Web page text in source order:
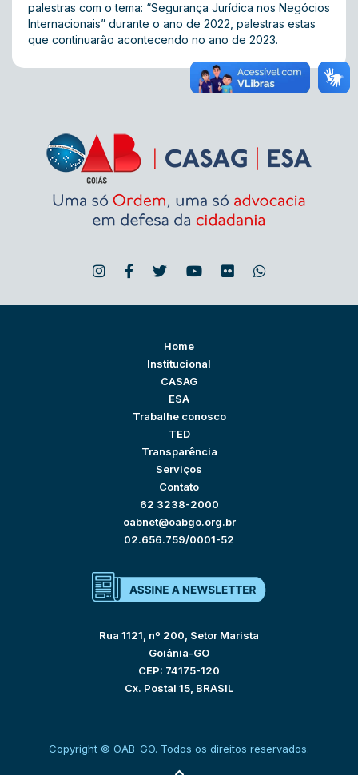
palestras com o tema: “Segurança Jurídica nos Negócios
Internacionais” durante o ano de 2022, palestras estas
que continuarão acontecendo no ano de 2023.
Home
Institucional
CASAG
ESA
Trabalhe conosco
TED
Transparência
Serviços
Contato
62 3238-2000
oabnet@oabgo.org.br
02.656.759/0001-52
Rua 1121, nº 200, Setor Marista
Goiânia-GO
CEP: 74175-120
Cx. Postal 15, BRASIL
Copyright © OAB-GO. Todos os direitos reservados.